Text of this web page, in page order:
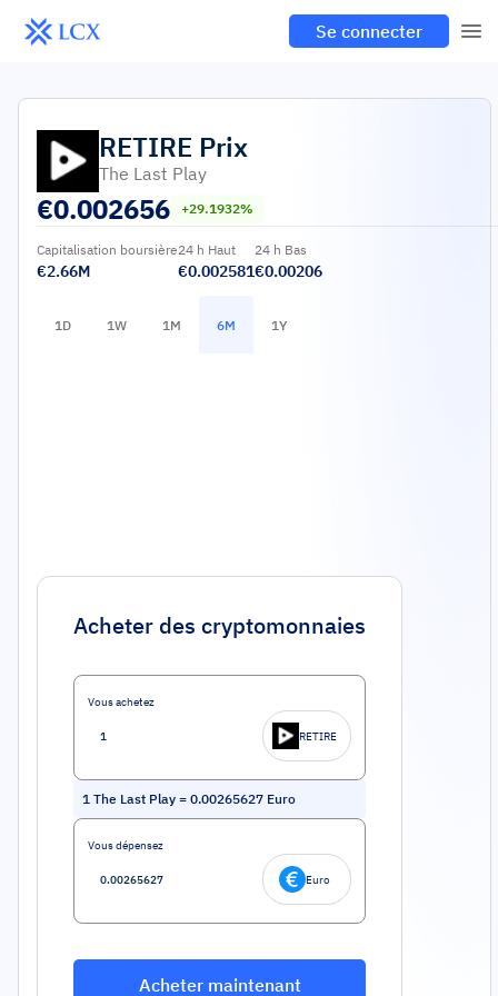
Se connecter
RETIRE Prix
The Last Play
€0.002656 +29.1932%
Capitalisation boursière
€2.66M
24 h Haut
€0.002581
24 h Bas
€0.00206
1D 1W 1M 6M 1Y
Acheter des cryptomonnaies
Vous achetez
RETIRE
1 The Last Play = 0.00265627 Euro
Vous dépensez
Euro
Acheter maintenant